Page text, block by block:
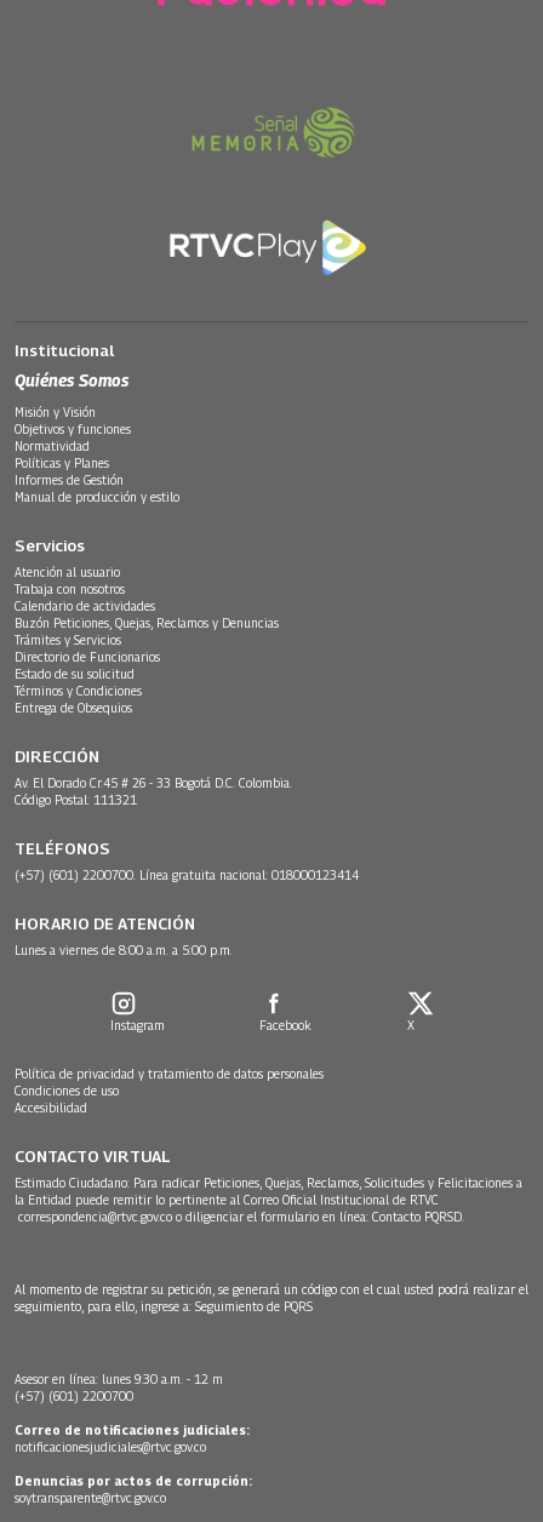
Institucional
Quiénes Somos
Misión y Visión
Objetivos y funciones
Normatividad
Políticas y Planes
Informes de Gestión
Manual de producción y estilo
Servicios
Atención al usuario
Trabaja con nosotros
Calendario de actividades
Buzón Peticiones, Quejas, Reclamos y Denuncias
Trámites y Servicios
Directorio de Funcionarios
Estado de su solicitud
Términos y Condiciones
Entrega de Obsequios
DIRECCIÓN
Av. El Dorado Cr.45 # 26 - 33 Bogotá D.C. Colombia.
Código Postal: 111321
TELÉFONOS
(+57) (601) 2200700. Línea gratuita nacional: 018000123414
HORARIO DE ATENCIÓN
Lunes a viernes de 8:00 a.m. a 5:00 p.m.
Instagram Facebook X
Política de privacidad y tratamiento de datos personales
Condiciones de uso
Accesibilidad
CONTACTO VIRTUAL
Estimado Ciudadano: Para radicar Peticiones, Quejas, Reclamos, Solicitudes y Felicitaciones a
la Entidad puede remitir lo pertinente al Correo Oficial Institucional de RTVC
correspondencia@rtvc.gov.co o diligenciar el formulario en línea: Contacto PQRSD.
Al momento de registrar su petición, se generará un código con el cual usted podrá realizar el
seguimiento, para ello, ingrese a: Seguimiento de PQRS
Asesor en línea: lunes 9:30 a.m. - 12 m
(+57) (601) 2200700
Correo de notificaciones judiciales:
notificacionesjudiciales@rtvc.gov.co
Denuncias por actos de corrupción:
soytransparente@rtvc.gov.co